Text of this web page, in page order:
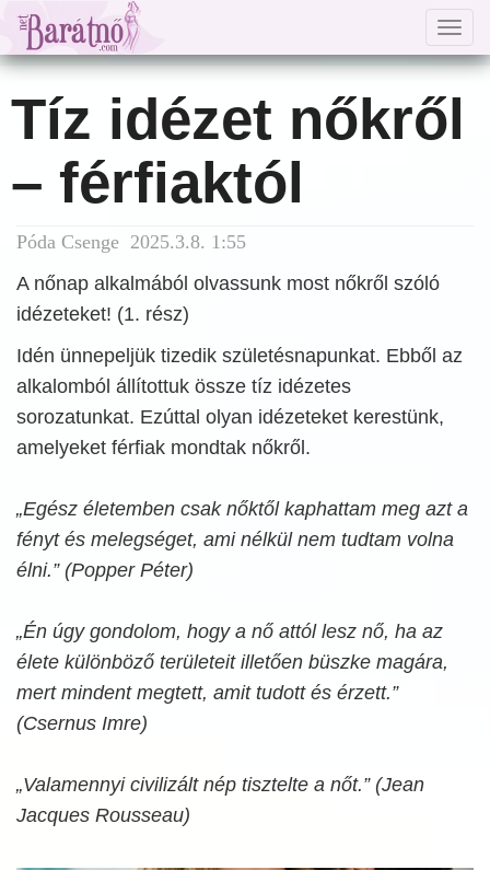
Tíz idézet nőkről
– férfiaktól
Póda Csenge 2025.3.8. 1:55
A nőnap alkalmából olvassunk most nőkről szóló
idézeteket! (1. rész)
Idén ünnepeljük tizedik születésnapunkat. Ebből az
alkalomból állítottuk össze tíz idézetes
sorozatunkat. Ezúttal olyan idézeteket kerestünk,
amelyeket férfiak mondtak nőkről.
„Egész életemben csak nőktől kaphattam meg azt a
fényt és melegséget, ami nélkül nem tudtam volna
élni.” (Popper Péter)
„Én úgy gondolom, hogy a nő attól lesz nő, ha az
élete különböző területeit illetően büszke magára,
mert mindent megtett, amit tudott és érzett.”
(Csernus Imre)
„Valamennyi civilizált nép tisztelte a nőt.” (Jean
Jacques Rousseau)